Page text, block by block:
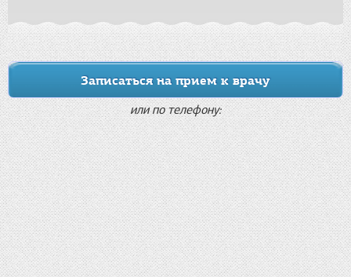
Записаться на прием к врачу
или по телефону: